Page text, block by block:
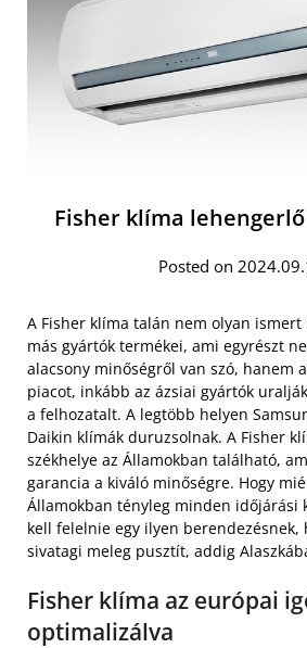
Fisher klíma
Posted on
A Fisher klíma talán nem olyan
más gyártók termékei, ami egyrészt
alacsony minőségről van szó, hanem
piacot, inkább az ázsiai gyártók
a felhozatalt. A legtöbb helyen
Daikin klímák duruzsolnak. A Fisher
székhelye az Államokban található,
garancia a kiváló minőségre. Hogy
Államokban tényleg minden időjárási
kell felelnie egy ilyen berendezésnek,
sivatagi meleg pusztít, addig
Fisher klíma az európai
optimalizálva